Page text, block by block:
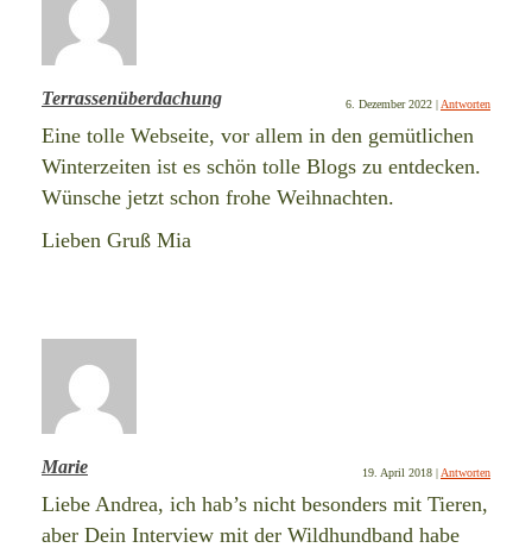
Terrassenüberdachung 6. Dezember 2022 |Antworten
Eine tolle Webseite, vor allem in den gemütlichen
Winterzeiten ist es schön tolle Blogs zu entdecken.
Wünsche jetzt schon frohe Weihnachten.
Lieben Gruß Mia
Marie 19. April 2018 |Antworten
Liebe Andrea, ich hab’s nicht besonders mit Tieren,
aber Dein Interview mit der Wildhundband habe